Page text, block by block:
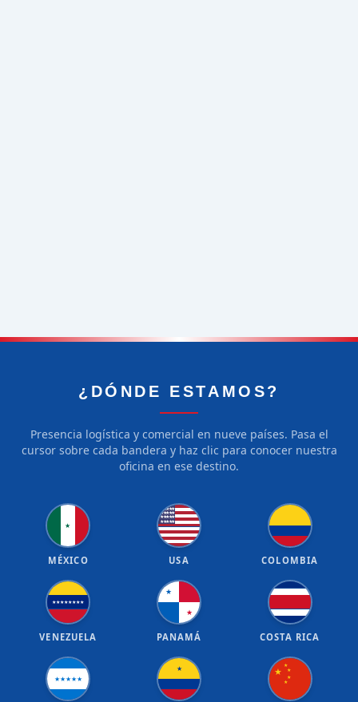
¿DÓNDE ESTAMOS?
Presencia logística y comercial en nueve países. Pasa el
cursor sobre cada bandera y haz clic para conocer nuestra
oficina en ese destino.
★
MÉXICO
★★★★★
★★★★★
★★★★★
★★★★★
USA COLOMBIA
★★★★★★★★
VENEZUELA
★
★
PANAMÁ COSTA RICA
★★★★★
★ ★
★
★
★
★